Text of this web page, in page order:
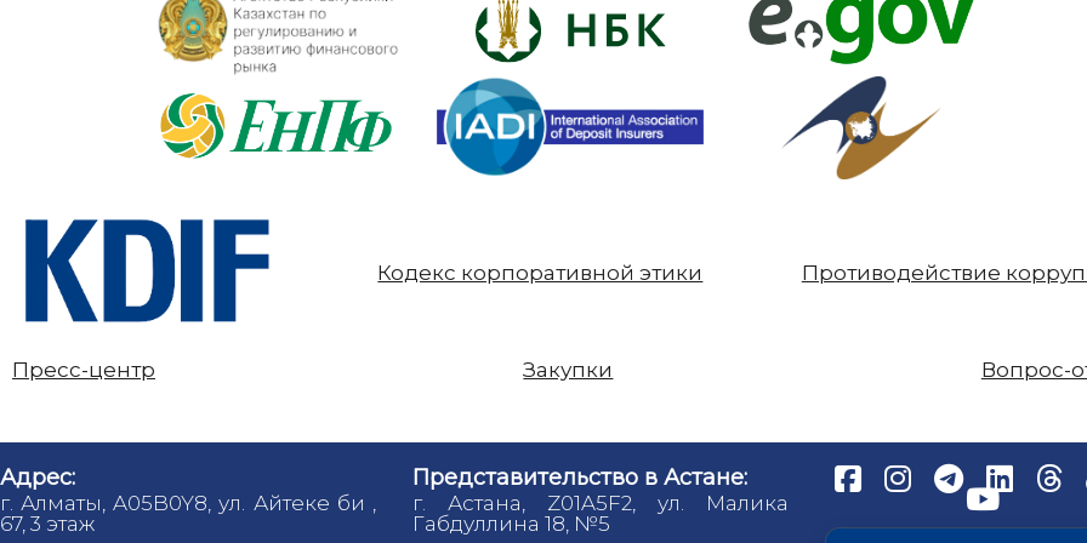
Кодекс корпоративной этики Противодействие
Пресс-центр Закупки Вопрос-
Адрес:
г. Алматы, A05B0Y8, ул. Айтеке би ,
67, 3 этаж
Представительство в Астане:
г. Астана, Z01A5F2, ул. Малика
Габдуллина 18, №5